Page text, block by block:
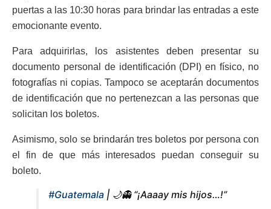
puertas a las 10:30 horas para brindar las entradas a este
emocionante evento.
Para adquirirlas, los asistentes deben presentar su
documento personal de identificación (DPI) en físico, no
fotografías ni copias. Tampoco se aceptarán documentos
de identificación que no pertenezcan a las personas que
solicitan los boletos.
Asimismo, solo se brindarán tres boletos por persona con
el fin de que más interesados puedan conseguir su
boleto.
#Guatemala | 🌙👻 “¡Aaaay mis hijos…!”